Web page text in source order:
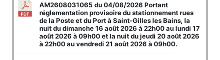
AM2608031065 du 04/08/2026 Portant
réglementation provisoire du stationnement rues
de la Poste et du Port à Saint-Gilles les Bains, la
nuit du dimanche 16 août 2026 à 22h00 au lundi 17
août 2026 à 09h00 et la nuit du jeudi 20 août 2026
à 22h00 au vendredi 21 août 2026 à 09h00.